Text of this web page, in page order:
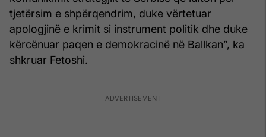
tjetërsim e shpërqendrim, duke vërtetuar
apologjinë e krimit si instrument politik dhe duke
kërcënuar paqen e demokracinë në Ballkan”, ka
shkruar Fetoshi.